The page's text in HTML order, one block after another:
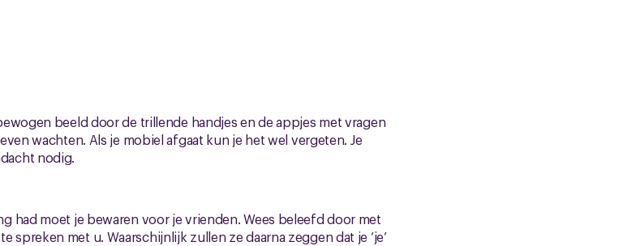
beeld door de trillende handjes en de appjes met vragen
wachten. Als je mobiel afgaat kun je het wel vergeten. Je
nodig.
had moet je bewaren voor je vrienden. Wees beleefd door met
spreken met u. Waarschijnlijk zullen ze daarna zeggen dat je ‘je’